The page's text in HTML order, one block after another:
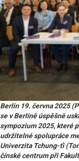
Berlín 19. června 2025
se v Berlíně úspěšně
sympozium 2025, které
udržitelné spolupráce
Univerzita Tchung-ťi
čínské centrum při